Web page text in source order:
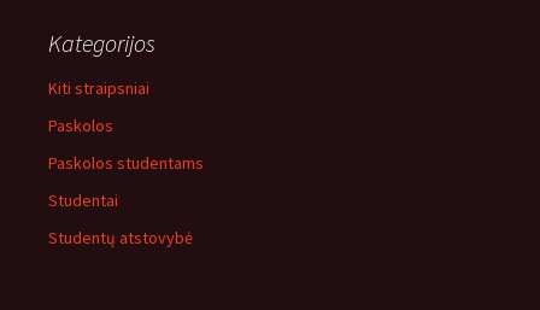
Kategorijos
Kiti straipsniai
Paskolos
Paskolos studentams
Studentai
Studentų atstovybė